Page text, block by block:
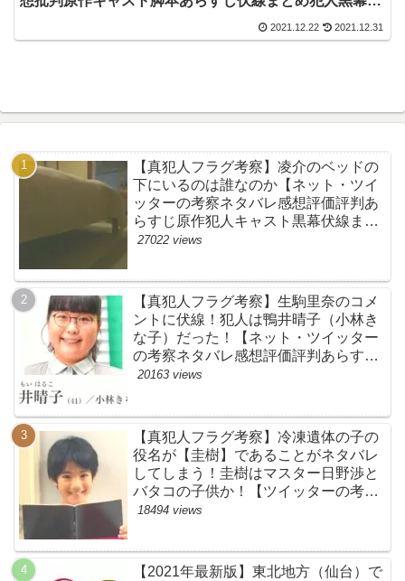
2021.12.22 2021.12.31
【真犯人フラグ考察】凌介のベッドの
下にいるのは誰なのか【ネット・ツイ
ッターの考察ネタバレ感想評価評判あ
らすじ原作犯人キャスト黒幕伏線まと
め】
27022 views
【真犯人フラグ考察】生駒里奈のコメ
ントに伏線！犯人は鴨井晴子（小林き
な子）だった！【ネット・ツイッター
の考察ネタバレ感想評価評判あらすじ
原作犯人キャスト黒幕伏線まとめ・鴨
20163 views
【真犯人フラグ考察】冷凍遺体の子の
役名が【圭樹】であることがネタバレ
してしまう！圭樹はマスター日野渉と
バタコの子供か！【ツイッターの考察
ネタバレ感想評価評判あらすじ原作犯
18494 views
【2021年最新版】東北地方（仙台）で